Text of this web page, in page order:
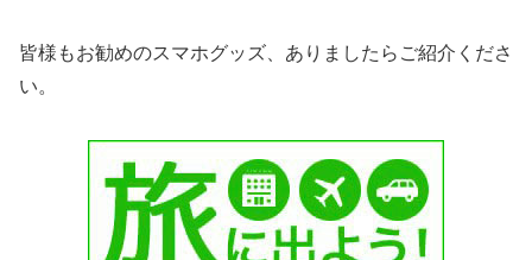
皆様もお勧めのスマホグッズ、ありましたらご紹介くださ
い。